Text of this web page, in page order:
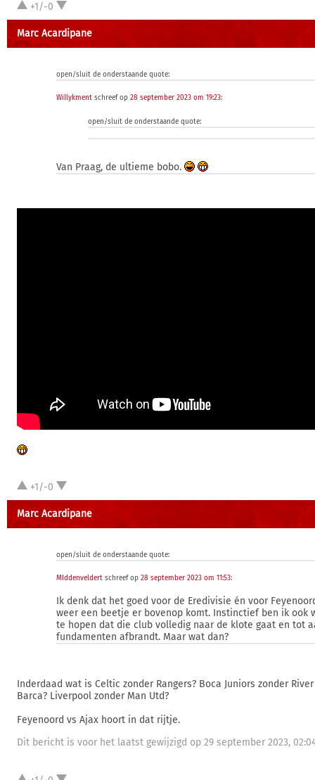
+1/-0
Marc Acardipane
open/sluit de onderstaande quote:
Willykment schreef op 28 september 2023 om 19:23:
open/sluit de onderstaande quote:
Van Praag, de ultieme bobo.
+1/-0
Marc Acardipane
open/sluit de onderstaande quote:
MIddenveldert schreef op 28 september 2023 om 11:53:
Ik denk dat het goed voor de Eredivisie én voor
weer een beetje er bovenop komt. Instinctief ben ik ook
te hopen dat die club volledig naar de klote gaat en tot
fundamenten afbrandt. Maar wat dan?
Inderdaad wat is Celtic zonder Rangers? Boca Juniors zonder
Barca? Liverpool zonder Man Utd?
Feyenoord vs Ajax hoort in dat rijtje.
Dit bericht is voor het laatst gewijzigd op 29 september 2023,